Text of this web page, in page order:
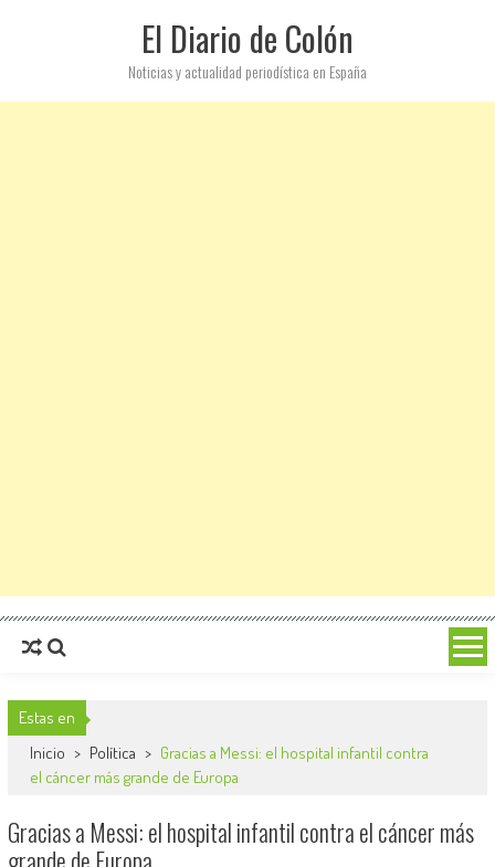
El Diario de Colón
Noticias y actualidad periodística en España
Estas en
Inicio > Política > Gracias a Messi: el hospital infantil contra
el cáncer más grande de Europa
Gracias a Messi: el hospital infantil contra el cáncer más